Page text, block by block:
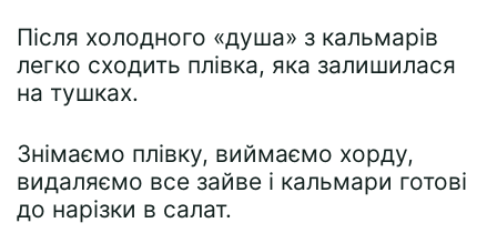
Після холодного «душа» з кальмарів
легко сходить плівка, яка залишилася
на тушках.
Знімаємо плівку, виймаємо хорду,
видаляємо все зайве і кальмари готові
до нарізки в салат.